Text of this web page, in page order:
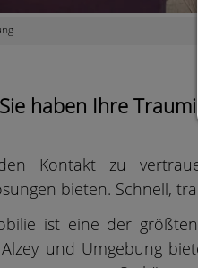
Sie haben Ihre
Kontakt zu
bieten. Schnell,
ist eine der
und Umgebung